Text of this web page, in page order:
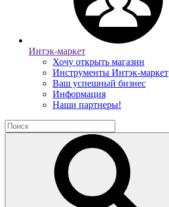
Интэк-маркет
Хочу открыть магазин
Инструменты Интэк-маркет
Ваш успешный бизнес
Информация
Наши партнеры!